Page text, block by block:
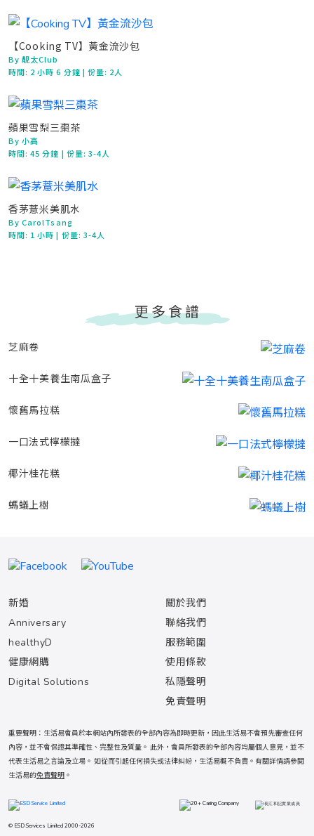
【Cooking TV】黃金流沙包
By 靚太Club
時間: 2 小時 6 分鐘 | 份量: 2人
蘋果雪梨三棗茶
By 小高
時間:45 分鐘 | 份量: 3-4人
香茅薏米美肌水
By CarolTsang
時間: 1 小時| 份量: 3-4人
更多食譜
芝麻卷
十全十美養生南瓜盒子
懷舊馬拉糕
一口法式檸檬撻
椰汁桂花糕
螞蟻上樹
新婚
Anniversary
healthyD
健康網購
Digital Solutions
關於我們
聯絡我們
服務範圍
使用條款
私隱聲明
免責聲明
重要聲明：生活易會員於本網站內所發表的全部內容為即時更新，因此生活易不會預先審查任何
內容，並不會保證其準確性、完整性及質量。 此外，會員所發表的全部內容均屬個人意見，並不
代表生活易之言論及立場。 如從而引起任何損失或法律糾紛，生活易概不負責。有關詳情請參閱
生活易的免責聲明 。
© ESD Services Limited 2000-2026